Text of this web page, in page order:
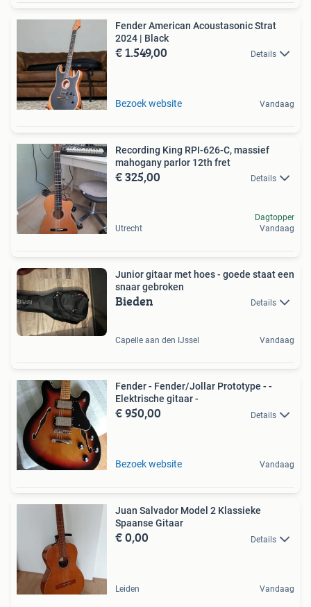
Fender American Acoustasonic Strat
2024 | Black
€ 1.549,00 Details
Bezoek website Vandaag
Recording King RPI-626-C, massief
mahogany parlor 12th fret
€ 325,00 Details
Utrecht
Dagtopper
Vandaag
Junior gitaar met hoes - goede staat een
snaar gebroken
Bieden Details
Capelle aan den IJssel Vandaag
Fender - Fender/Jollar Prototype - -
Elektrische gitaar -
€ 950,00 Details
Bezoek website Vandaag
Juan Salvador Model 2 Klassieke
Spaanse Gitaar
€ 0,00 Details
Leiden Vandaag